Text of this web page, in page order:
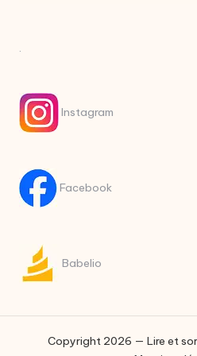
.
Instagram
Facebook
Babelio
Copyright 2026 — Lire et